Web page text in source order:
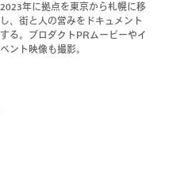
2023年に拠点を東京から札幌に移
し、街と人の営みをドキュメント
する。プロダクトPRムービーやイ
ベント映像も撮影。